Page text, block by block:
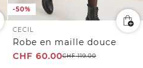
-50%
CECIL
Robe en maille douce
CHF 60.00CHF119.00